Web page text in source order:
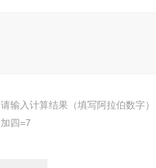
请输入计算结果（填写阿拉伯数字
加四=7